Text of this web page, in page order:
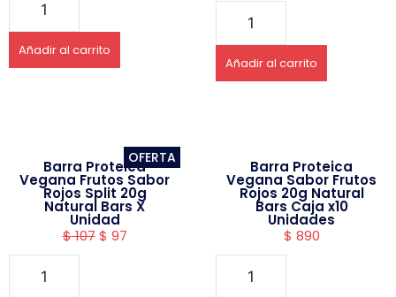
Añadir al carrito
Añadir al carrito
OFERTA
Barra Proteica
Vegana Frutos Sabor
Rojos Split 20g
Natural Bars X
Unidad
$107 $ 97
Barra Proteica
Vegana Sabor Frutos
Rojos 20g Natural
Bars Caja x10
Unidades
$ 890